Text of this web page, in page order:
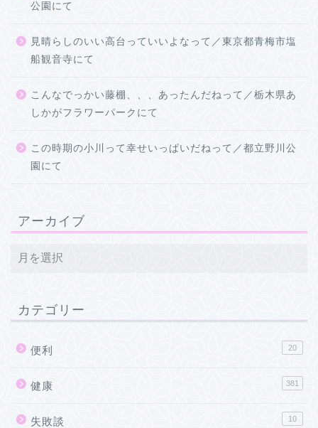
公園にて
見晴らしのいい高台っていいよなって／東京都青梅市塩
船観音寺にて
こんなでっかい藤棚、、、あったんだねって／栃木県あ
しかがフラワーパークにて
この時期の小川って幸せいっぱいだねって／都立野川公
園にて
アーカイブ
カテゴリー
便利 20
健康 381
失敗談 10